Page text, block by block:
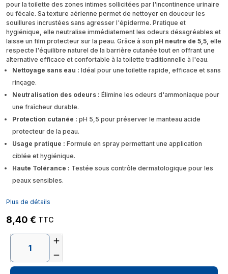
pour la toilette des zones intimes sollicitées par l'incontinence urinaire
ou fécale. Sa texture aérienne permet de nettoyer en douceur les
souillures incrustées sans agresser l'épiderme. Pratique et
hygiénique, elle neutralise immédiatement les odeurs désagréables et
laisse un film protecteur sur la peau. Grâce à son pH neutre de 5,5, elle
respecte l'équilibre naturel de la barrière cutanée tout en offrant une
alternative efficace et confortable à la toilette traditionnelle à l'eau.
Nettoyage sans eau : Idéal pour une toilette rapide, efficace et sans
rinçage.
Neutralisation des odeurs : Élimine les odeurs d'ammoniaque pour
une fraîcheur durable.
Protection cutanée : pH 5,5 pour préserver le manteau acide
protecteur de la peau.
Usage pratique : Formule en spray permettant une application
ciblée et hygiénique.
Haute Tolérance : Testée sous contrôle dermatologique pour les
peaux sensibles.
Plus de détails
8,40 € TTC

